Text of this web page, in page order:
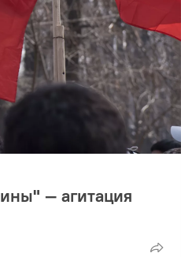
— агитация